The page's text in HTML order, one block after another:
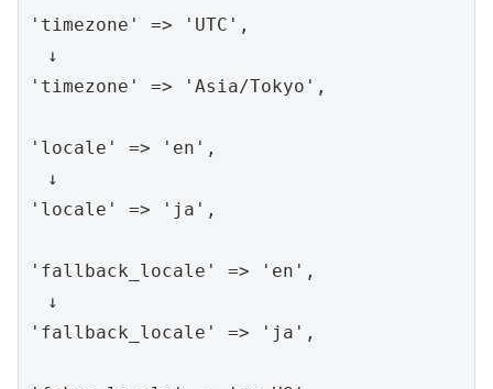
'timezone' => 'UTC',
↓
'timezone' => 'Asia/Tokyo',
'locale' => 'en',
↓
'locale' => 'ja',
'fallback_locale' => 'en',
↓
'fallback_locale' => 'ja',